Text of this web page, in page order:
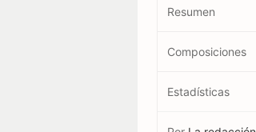
Resumen
Composiciones
Estadísticas